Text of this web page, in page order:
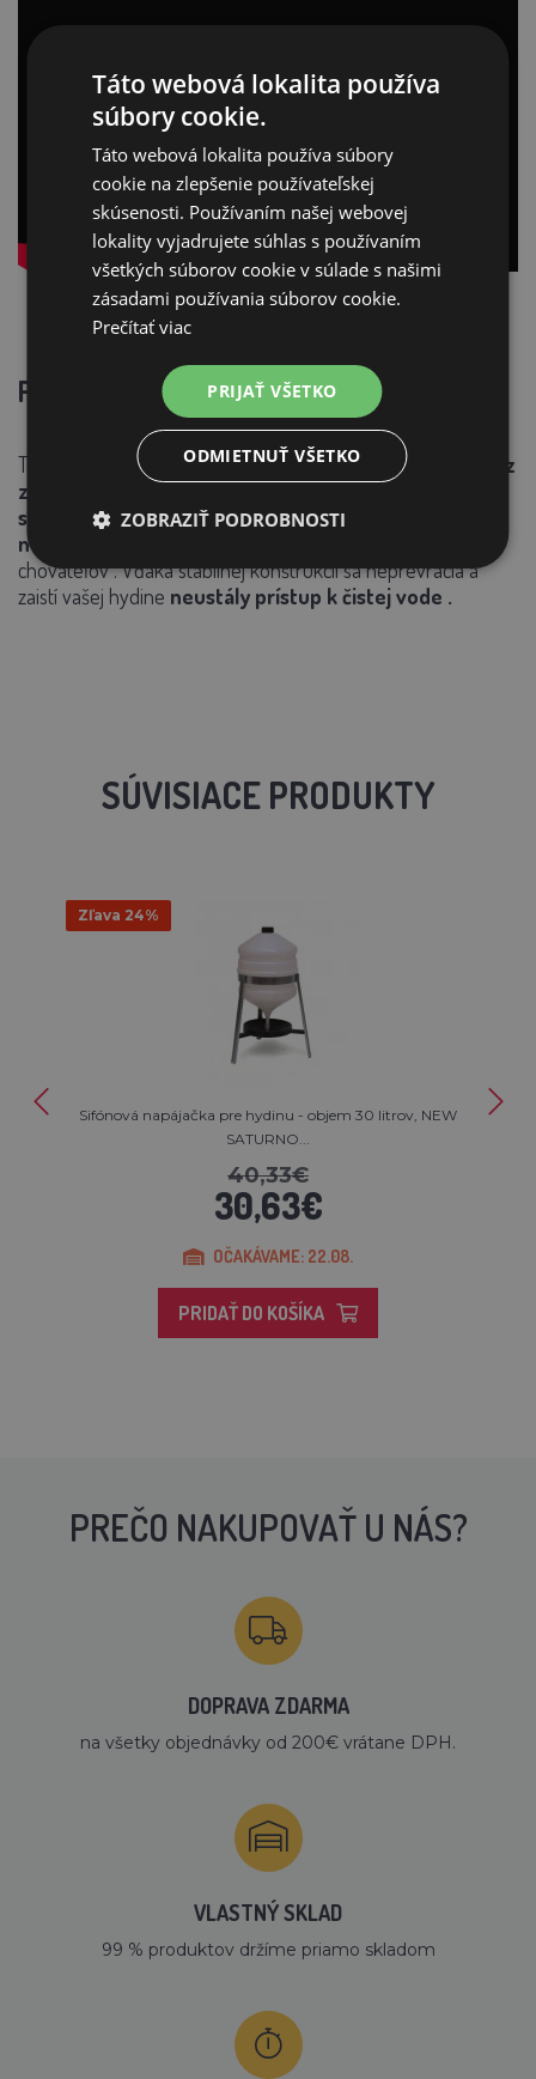
Prečo si vybrať tento model?
Táto napájačka uľahčuje starostlivosť o hydinu
raz
za čas doplniť vodudo objemného zásobníka.
so znečistenou vodou vďaka tejto napájačke
nezažijete
chovateľov. Vďaka stabilnej konštrukciisa neprevraciaa
zaistí vašej hydine neustály prístup k čistej vode .
SÚVISIACE PRODUKTY
Zľava 24%
Sifónová napájačka pre hydinu - objem 30 litrov, NEW
SATURNO...
40,33€
30,63€
OČAKÁVAME: 22.08.
PRIDAŤ DO KOŠÍKA
PREČO NAKUPOVAŤ U NÁS?
DOPRAVA ZDARMA
na všetky objednávky od 200€ vrátane DPH.
VLASTNÝ SKLAD
99 % produktov držíme priamo skladom
Táto webová lokalita používa
súbory cookie.
Táto webová lokalita používa súbory
cookie na zlepšenie používateľskej
skúsenosti. Používaním našej webovej
lokality vyjadrujete súhlas s používaním
všetkých súborov cookie v súlade s našimi
zásadami používania súborov cookie.
Prečítať viac
PRIJAŤ VŠETKO
ODMIETNUŤ VŠETKO
ZOBRAZIŤ PODROBNOSTI